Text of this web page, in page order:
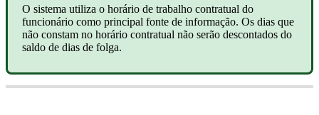
O sistema utiliza o horário de trabalho contratual do
funcionário como principal fonte de informação. Os dias que
não constam no horário contratual não serão descontados do
saldo de dias de folga.